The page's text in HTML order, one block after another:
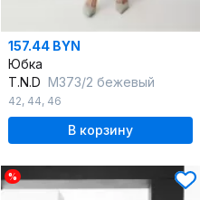
157.44 BYN
Юбка
T.N.D М373/2 бежевый
42, 44, 46
В корзину
%